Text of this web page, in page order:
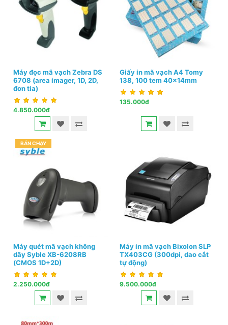
Máy đọc mã vạch Zebra DS
6708 (area imager, 1D, 2D,
đơn tia)
4.850.000đ
Giấy in mã vạch A4 Tomy
138, 100 tem 40x14mm
135.000đ
BÁN CHẠY
Máy quét mã vạch không
dây Syble XB-6208RB
(CMOS 1D+2D)
2.250.000đ
Máy in mã vạch Bixolon SLP
TX403CG (300dpi, dao cắt
tự động)
9.500.000đ